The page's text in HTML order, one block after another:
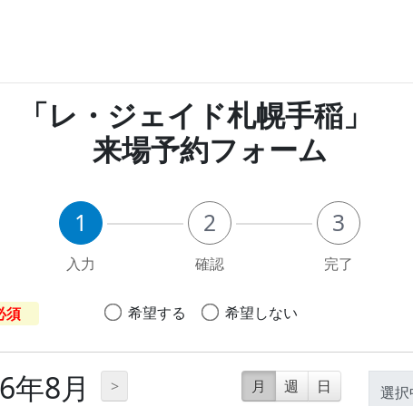
「レ・ジェイド札幌手稲」
来場予約フォーム
1
入力
2
確認
3
完了
須 希望する 希望しない
月 週 日
年8月 > 選